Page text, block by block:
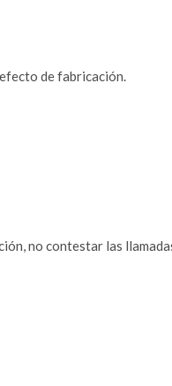
de fabricación.
no contestar las